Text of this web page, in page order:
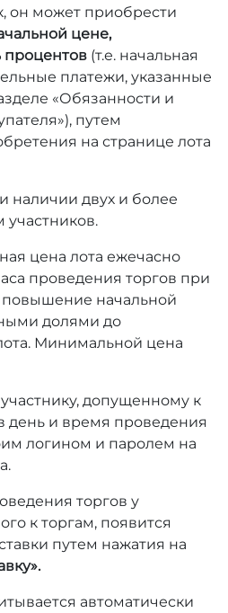
он может приобрести
цене,
процентов (т.е. начальная
платежи, указанные
«Обязанности и
путем
на странице лота
наличии двух и более
участников.
цена лота ежечасно
проведения торгов при
повышение начальной
долями до
Минимальной цена
допущенному к
день и время проведения
логином и паролем на
торгов у
к торгам, появится
путем нажатия на
автоматически